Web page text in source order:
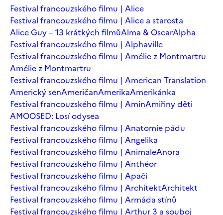
Festival francouzského filmu | Alice
Festival francouzského filmu | Alice a starosta
Alice Guy – 13 krátkých filmůAlma & OscarAlpha
Festival francouzského filmu | Alphaville
Festival francouzského filmu | Amélie z Montmartru
Amélie z Montmartru
Festival francouzského filmu | American Translation
Americký senAmeričanAmerikaAmerikánka
Festival francouzského filmu | AminAmiřiny děti
AMOOSED: Losí odysea
Festival francouzského filmu | Anatomie pádu
Festival francouzského filmu | Angelika
Festival francouzského filmu | AnimaleAnora
Festival francouzského filmu | Anthéor
Festival francouzského filmu | Apači
Festival francouzského filmu | ArchitektArchitekt
Festival francouzského filmu | Armáda stínů
Festival francouzského filmu | Arthur 3 a souboj